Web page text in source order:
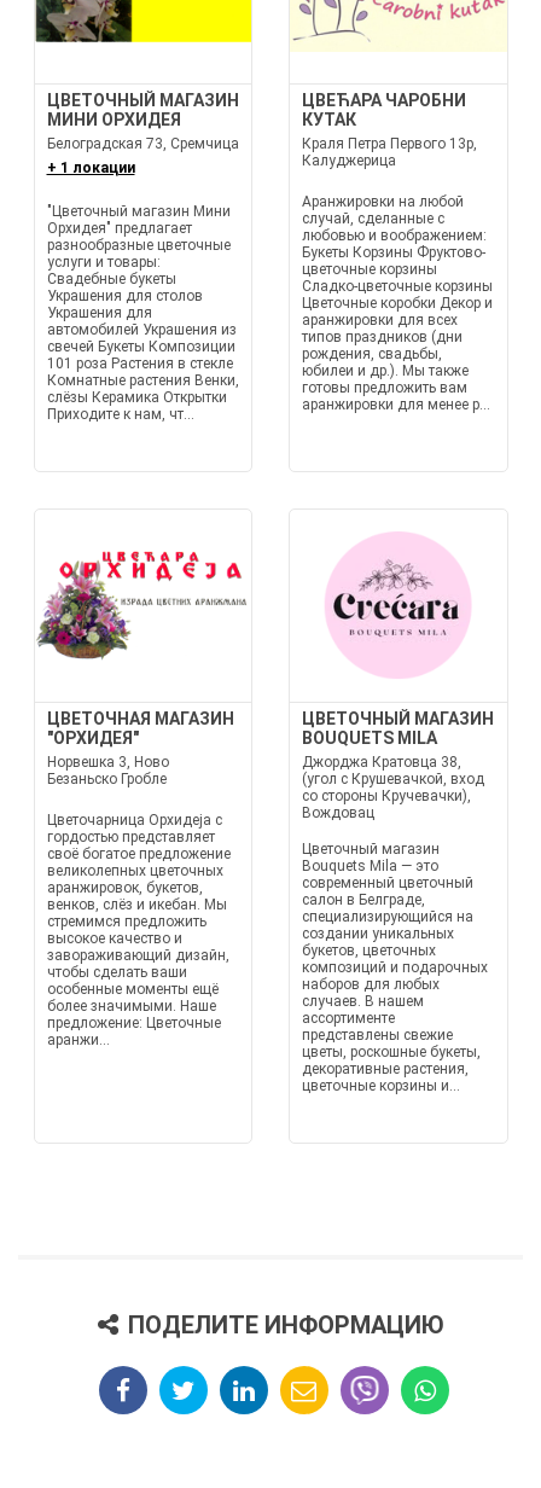
ЦВЕТОЧНЫЙ МАГАЗИН
МИНИ ОРХИДЕЯ
Белоградская 73, Сремчица
+ 1 локации
"Цветочный магазин Мини
Орхидея" предлагает
разнообразные цветочные
услуги и товары:
Свадебные букеты
Украшения для столов
Украшения для
автомобилей Украшения из
свечей Букеты Композиции
101 роза Растения в стекле
Комнатные растения Венки,
слёзы Керамика Открытки
Приходите к нам, чт...
ЦВЕЋАРА ЧАРОБНИ
КУТАК
Краля Петра Первого 13р,
Калуджерица
Аранжировки на любой
случай, сделанные с
любовью и воображением:
Букеты Корзины Фруктово-
цветочные корзины
Сладко-цветочные корзины
Цветочные коробки Декор и
аранжировки для всех
типов праздников (дни
рождения, свадьбы,
юбилеи и др.). Мы также
готовы предложить вам
аранжировки для менее р...
ЦВЕТОЧНАЯ МАГАЗИН
"ОРХИДЕЯ"
Норвешка 3, Ново
Безаньско Гробле
Цветочарница Орхидеја с
гордостью представляет
своё богатое предложение
великолепных цветочных
аранжировок, букетов,
венков, слёз и икебан. Мы
стремимся предложить
высокое качество и
завораживающий дизайн,
чтобы сделать ваши
особенные моменты ещё
более значимыми. Наше
предложение: Цветочные
аранжи...
ЦВЕТОЧНЫЙ МАГАЗИН
BOUQUETS MILA
Джорджа Кратовца 38,
(угол с Крушевачкой, вход
со стороны Кручевачки),
Вождовац
Цветочный магазин
Bouquets Mila — это
современный цветочный
салон в Белграде,
специализирующийся на
создании уникальных
букетов, цветочных
композиций и подарочных
наборов для любых
случаев. В нашем
ассортименте
представлены свежие
цветы, роскошные букеты,
декоративные растения,
цветочные корзины и...
ПОДЕЛИТЕ ИНФОРМАЦИЮ